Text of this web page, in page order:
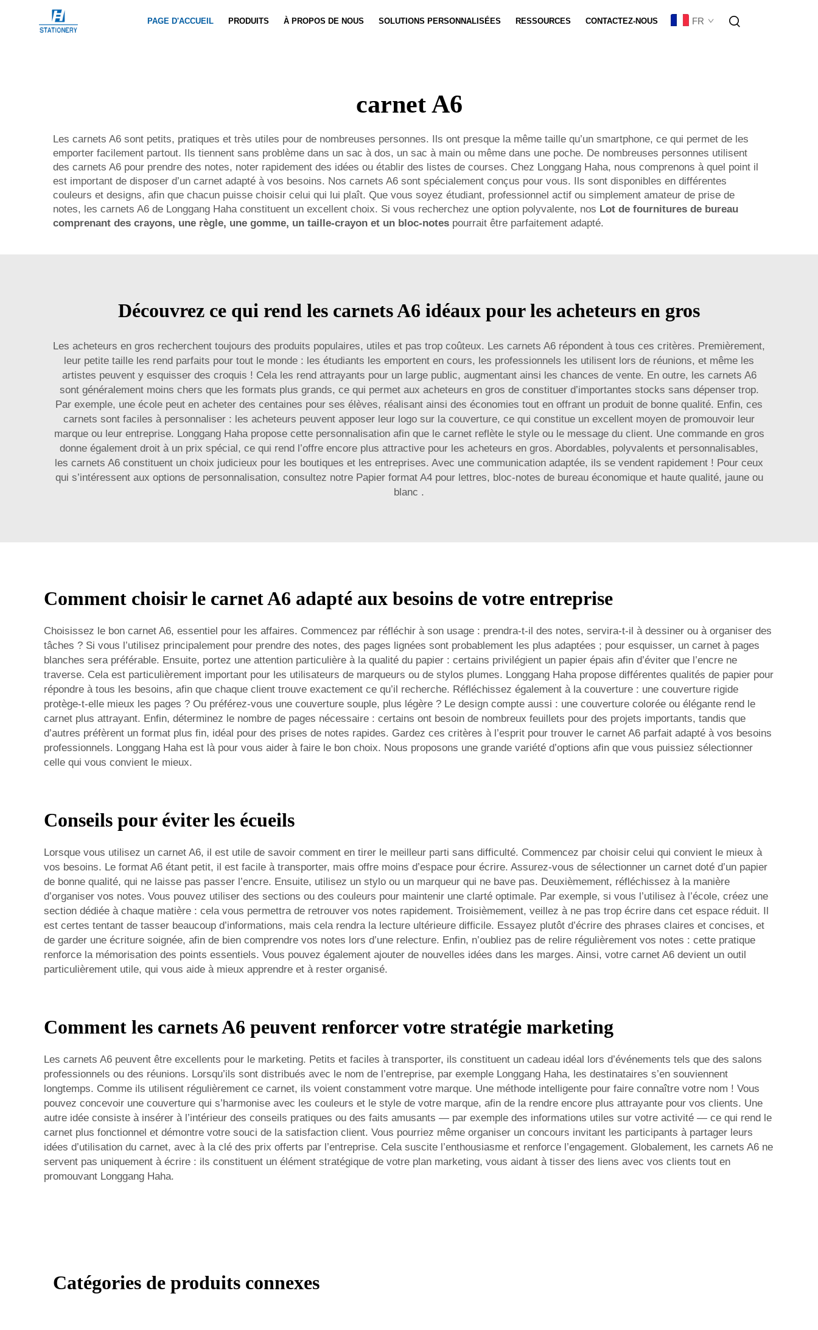
PAGE D'ACCUEIL PRODUITS À PROPOS DE NOUS SOLUTIONS PERSONNALISÉES RESSOURCES CONTACTEZ-NOUS FR
carnet A6
Les carnets A6 sont petits, pratiques et très utiles pour de nombreuses personnes. Ils ont presque la même taille qu’un smartphone, ce qui permet de les
emporter facilement partout. Ils tiennent sans problème dans un sac à dos, un sac à main ou même dans une poche. De nombreuses personnes utilisent
des carnets A6 pour prendre des notes, noter rapidement des idées ou établir des listes de courses. Chez Longgang Haha, nous comprenons à quel point il
est important de disposer d’un carnet adapté à vos besoins. Nos carnets A6 sont spécialement conçus pour vous. Ils sont disponibles en différentes
couleurs et designs, afin que chacun puisse choisir celui qui lui plaît. Que vous soyez étudiant, professionnel actif ou simplement amateur de prise de
notes, les carnets A6 de Longgang Haha constituent un excellent choix. Si vous recherchez une option polyvalente, nos Lot de fournitures de bureau
comprenant des crayons, une règle, une gomme, un taille-crayon et un bloc-notes pourrait être parfaitement adapté.
Découvrez ce qui rend les carnets A6 idéaux pour les acheteurs en gros
Les acheteurs en gros recherchent toujours des produits populaires, utiles et pas trop coûteux. Les carnets A6 répondent à tous ces critères. Premièrement,
leur petite taille les rend parfaits pour tout le monde : les étudiants les emportent en cours, les professionnels les utilisent lors de réunions, et même les
artistes peuvent y esquisser des croquis ! Cela les rend attrayants pour un large public, augmentant ainsi les chances de vente. En outre, les carnets A6
sont généralement moins chers que les formats plus grands, ce qui permet aux acheteurs en gros de constituer d’importantes stocks sans dépenser trop.
Par exemple, une école peut en acheter des centaines pour ses élèves, réalisant ainsi des économies tout en offrant un produit de bonne qualité. Enfin, ces
carnets sont faciles à personnaliser : les acheteurs peuvent apposer leur logo sur la couverture, ce qui constitue un excellent moyen de promouvoir leur
marque ou leur entreprise. Longgang Haha propose cette personnalisation afin que le carnet reflète le style ou le message du client. Une commande en gros
donne également droit à un prix spécial, ce qui rend l’offre encore plus attractive pour les acheteurs en gros. Abordables, polyvalents et personnalisables,
les carnets A6 constituent un choix judicieux pour les boutiques et les entreprises. Avec une communication adaptée, ils se vendent rapidement ! Pour ceux
qui s’intéressent aux options de personnalisation, consultez notre Papier format A4 pour lettres, bloc-notes de bureau économique et haute qualité, jaune ou
blanc .
Comment choisir le carnet A6 adapté aux besoins de votre entreprise
Choisissez le bon carnet A6, essentiel pour les affaires. Commencez par réfléchir à son usage : prendra-t-il des notes, servira-t-il à dessiner ou à organiser des
tâches ? Si vous l’utilisez principalement pour prendre des notes, des pages lignées sont probablement les plus adaptées ; pour esquisser, un carnet à pages
blanches sera préférable. Ensuite, portez une attention particulière à la qualité du papier : certains privilégient un papier épais afin d’éviter que l’encre ne
traverse. Cela est particulièrement important pour les utilisateurs de marqueurs ou de stylos plumes. Longgang Haha propose différentes qualités de papier pour
répondre à tous les besoins, afin que chaque client trouve exactement ce qu’il recherche. Réfléchissez également à la couverture : une couverture rigide
protège-t-elle mieux les pages ? Ou préférez-vous une couverture souple, plus légère ? Le design compte aussi : une couverture colorée ou élégante rend le
carnet plus attrayant. Enfin, déterminez le nombre de pages nécessaire : certains ont besoin de nombreux feuillets pour des projets importants, tandis que
d’autres préfèrent un format plus fin, idéal pour des prises de notes rapides. Gardez ces critères à l’esprit pour trouver le carnet A6 parfait adapté à vos besoins
professionnels. Longgang Haha est là pour vous aider à faire le bon choix. Nous proposons une grande variété d’options afin que vous puissiez sélectionner
celle qui vous convient le mieux.
Conseils pour éviter les écueils
Lorsque vous utilisez un carnet A6, il est utile de savoir comment en tirer le meilleur parti sans difficulté. Commencez par choisir celui qui convient le mieux à
vos besoins. Le format A6 étant petit, il est facile à transporter, mais offre moins d’espace pour écrire. Assurez-vous de sélectionner un carnet doté d’un papier
de bonne qualité, qui ne laisse pas passer l’encre. Ensuite, utilisez un stylo ou un marqueur qui ne bave pas. Deuxièmement, réfléchissez à la manière
d’organiser vos notes. Vous pouvez utiliser des sections ou des couleurs pour maintenir une clarté optimale. Par exemple, si vous l’utilisez à l’école, créez une
section dédiée à chaque matière : cela vous permettra de retrouver vos notes rapidement. Troisièmement, veillez à ne pas trop écrire dans cet espace réduit. Il
est certes tentant de tasser beaucoup d’informations, mais cela rendra la lecture ultérieure difficile. Essayez plutôt d’écrire des phrases claires et concises, et
de garder une écriture soignée, afin de bien comprendre vos notes lors d’une relecture. Enfin, n’oubliez pas de relire régulièrement vos notes : cette pratique
renforce la mémorisation des points essentiels. Vous pouvez également ajouter de nouvelles idées dans les marges. Ainsi, votre carnet A6 devient un outil
particulièrement utile, qui vous aide à mieux apprendre et à rester organisé.
Comment les carnets A6 peuvent renforcer votre stratégie marketing
Les carnets A6 peuvent être excellents pour le marketing. Petits et faciles à transporter, ils constituent un cadeau idéal lors d’événements tels que des salons
professionnels ou des réunions. Lorsqu’ils sont distribués avec le nom de l’entreprise, par exemple Longgang Haha, les destinataires s’en souviennent
longtemps. Comme ils utilisent régulièrement ce carnet, ils voient constamment votre marque. Une méthode intelligente pour faire connaître votre nom ! Vous
pouvez concevoir une couverture qui s’harmonise avec les couleurs et le style de votre marque, afin de la rendre encore plus attrayante pour vos clients. Une
autre idée consiste à insérer à l’intérieur des conseils pratiques ou des faits amusants — par exemple des informations utiles sur votre activité — ce qui rend le
carnet plus fonctionnel et démontre votre souci de la satisfaction client. Vous pourriez même organiser un concours invitant les participants à partager leurs
idées d’utilisation du carnet, avec à la clé des prix offerts par l’entreprise. Cela suscite l’enthousiasme et renforce l’engagement. Globalement, les carnets A6 ne
servent pas uniquement à écrire : ils constituent un élément stratégique de votre plan marketing, vous aidant à tisser des liens avec vos clients tout en
promouvant Longgang Haha.
Catégories de produits connexes